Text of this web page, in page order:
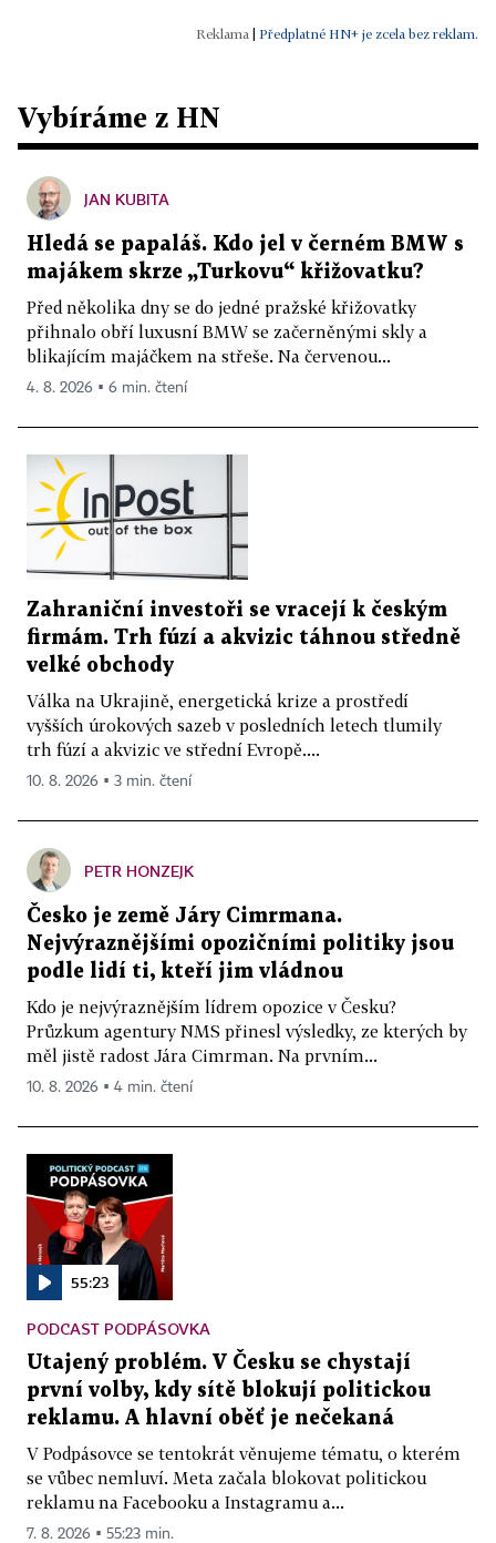
Předplatné HN+ je zcela bez reklam.
Vybíráme z HN
JAN KUBITA
Hledá se papaláš. Kdo jel v černém BMW s
majákem skrze „Turkovu“ křižovatku?
Před několika dny se do jedné pražské křižovatky
přihnalo obří luxusní BMW se začerněnými skly a
blikajícím majáčkem na střeše. Na červenou...
4. 8. 2026 ▪ 6 min. čtení
Zahraniční investoři se vracejí k českým
firmám. Trh fúzí a akvizic táhnou středně
velké obchody
Válka na Ukrajině, energetická krize a prostředí
vyšších úrokových sazeb v posledních letech tlumily
trh fúzí a akvizic ve střední Evropě....
10. 8. 2026 ▪ 3 min. čtení
PETR HONZEJK
Česko je země Járy Cimrmana.
Nejvýraznějšími opozičními politiky jsou
podle lidí ti, kteří jim vládnou
Kdo je nejvýraznějším lídrem opozice v Česku?
Průzkum agentury NMS přinesl výsledky, ze kterých by
měl jistě radost Jára Cimrman. Na prvním...
10. 8. 2026 ▪ 4 min. čtení
55:23
PODCAST PODPÁSOVKA
Utajený problém. V Česku se chystají
první volby, kdy sítě blokují politickou
reklamu. A hlavní oběť je nečekaná
V Podpásovce se tentokrát věnujeme tématu, o kterém
se vůbec nemluví. Meta začala blokovat politickou
reklamu na Facebooku a Instagramu a...
7. 8. 2026 ▪ 55:23 min.